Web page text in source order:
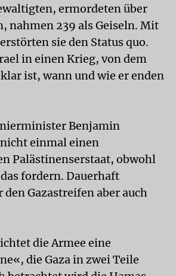
ermordeten über
nahmen 239 als Geiseln. Mit
sie den Status quo.
in einen Krieg, von dem
ist, wann und wie er enden
Benjamin
einmal einen
Palästinenserstaat, obwohl
fordern. Dauerhaft
Gazastreifen aber auch
die Armee eine
die Gaza in zwei Teile